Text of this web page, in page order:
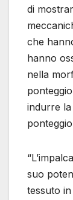
di
che
hanno
nella
indurre
suo
tessuto